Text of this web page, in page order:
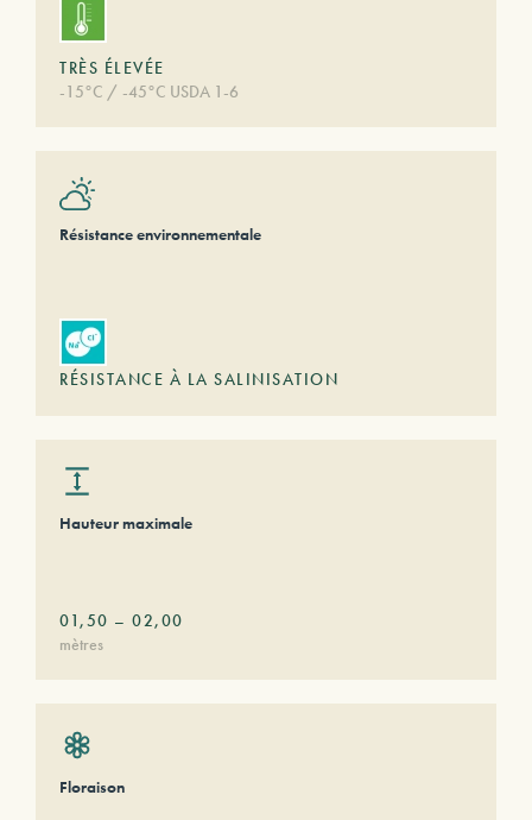
TRÈS ÉLEVÉE
-15°C / -45°C USDA 1-6
Résistance environnementale
RÉSISTANCE À LA SALINISATION
Hauteur maximale
01,50 – 02,00
mètres
Floraison